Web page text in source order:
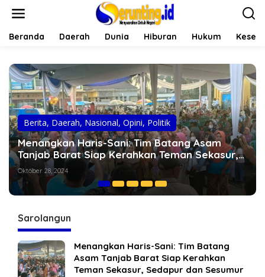
Beranda Daerah Dunia Hiburan Hukum
Berita, Daerah, Nasional, Opini, Politik
Al Haris Akan Lanjutkan Perbaikan Jalan Air
Hitam Sarolangun
Oktober 24, 2024
Sarolangun
Menangkan Haris-Sani: Tim Batang
Asam Tanjab Barat Siap Kerahkan
Teman Sekasur, Sedapur dan Sesumur